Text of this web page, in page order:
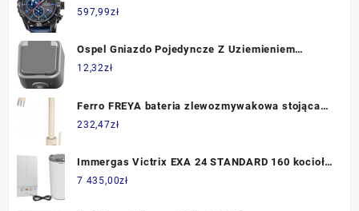
597,99zł
Ospel Gniazdo Pojedyncze Z Uziemieniem
Natynkowe Ip44 Szary Gnh1Dz30 Delfina
12,32zł
Ferro FREYA bateria zlewozmywakowa stojąca
piasek (BFR41S)
232,47zł
Immergas Victrix EXA 24 STANDARD 160 kocioł +
zasobnik + sonda kontaktowa zasobnika
7 435,00zł